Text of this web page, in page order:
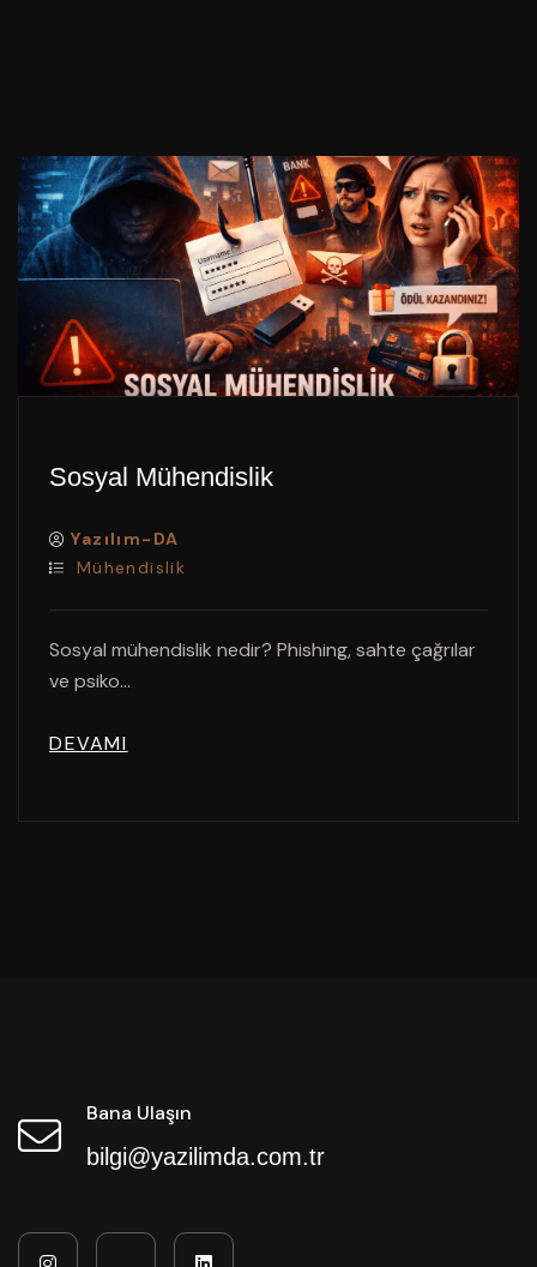
Sosyal Mühendislik
Yazılım-DA
Mühendislik
Sosyal mühendislik nedir? Phishing, sahte çağrılar
ve psiko...
DEVAMI
Bana Ulaşın
bilgi@yazilimda.com.tr